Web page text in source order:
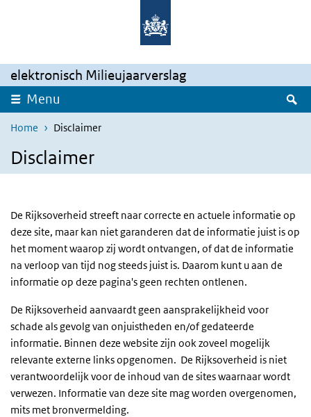
Overslaan en naar de inhoud gaan
elektronisch Milieujaarverslag
Menu
Home Disclaimer
Disclaimer
De Rijksoverheid streeft naar correcte en actuele informatie op
deze site, maar kan niet garanderen dat de informatie juist is op
het moment waarop zij wordt ontvangen, of dat de informatie
na verloop van tijd nog steeds juist is. Daarom kunt u aan de
informatie op deze pagina's geen rechten ontlenen.
De Rijksoverheid aanvaardt geen aansprakelijkheid voor
schade als gevolg van onjuistheden en/of gedateerde
informatie. Binnen deze website zijn ook zoveel mogelijk
relevante externe links opgenomen. De Rijksoverheid is niet
verantwoordelijk voor de inhoud van de sites waarnaar wordt
verwezen. Informatie van deze site mag worden overgenomen,
mits met bronvermelding.